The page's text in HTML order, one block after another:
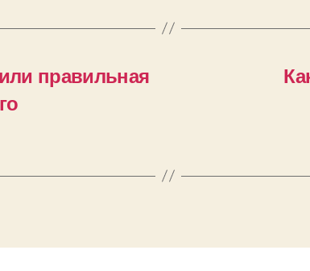
правильная